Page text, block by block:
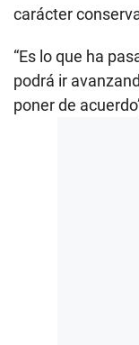
carácter
“Es lo que ha
podrá ir
poner de